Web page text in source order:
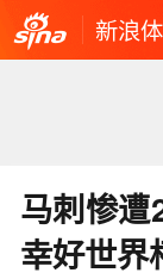
新浪
马刺惨遭
幸好世界